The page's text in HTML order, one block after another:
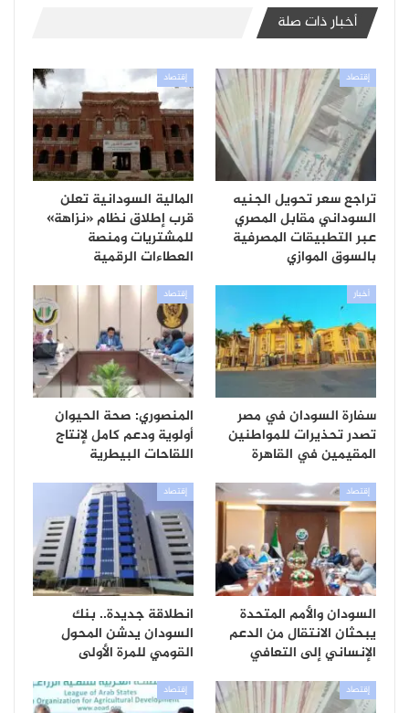
أخبار ذات صلة
إقتصاد
تراجع سعر تحويل الجنيه
السوداني مقابل المصري
عبر التطبيقات المصرفية
بالسوق الموازي
إقتصاد
المالية السودانية تعلن
قرب إطلاق نظام «نزاهة»
للمشتريات ومنصة
العطاءات الرقمية
أخبار
سفارة السودان في مصر
تصدر تحذيرات للمواطنين
المقيمين في القاهرة
إقتصاد
المنصوري: صحة الحيوان
أولوية ودعم كامل لإنتاج
اللقاحات البيطرية
إقتصاد
السودان والأمم المتحدة
يبحثان الانتقال من الدعم
الإنساني إلى التعافي
إقتصاد
انطلاقة جديدة.. بنك
السودان يدشن المحول
القومي للمرة الأولى
إقتصاد إقتصاد